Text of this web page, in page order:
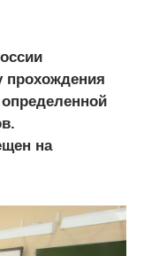
прохождения
определенной
на